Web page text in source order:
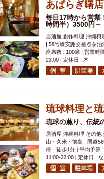
あぱらぎ曙店
毎日17時から営業
時間半）3500円～
居酒屋 創作料理 沖縄
| 58号線安謝交差点を
座席数 : 100席 | 営業時
23:00 | 定休日 : 木
琉球料理と
琉球の薫り、伝統
居酒屋 沖縄料理 その
山・久米・前島 | 国道
停 徒歩1分 | 平均予算 :
11:00-22:00 | 定休日 : な